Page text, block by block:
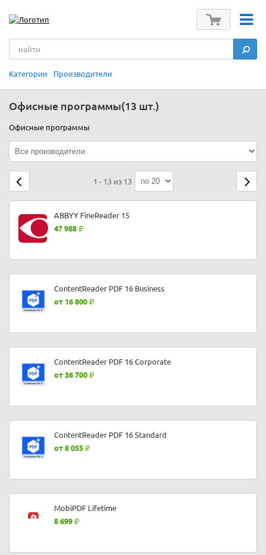
Категории Производители
Офисные программы(13 шт.)
Офисные программы
1 - 13 из 13
ABBYY FineReader 15
47 988
ContentReader PDF 16 Business
от 16 800
ContentReader PDF 16 Corporate
от 36 700
ContentReader PDF 16 Standard
от 8 055
MobiPDF Lifetime
8 699